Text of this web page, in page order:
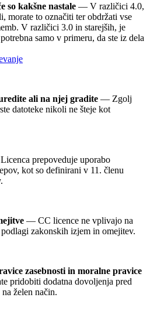
so kakšne nastale — V različici 4.0,
morate to označiti ter obdržati vse
V različici 3.0 in starejših, je
samo v primeru, da ste iz dela
ali na njej gradite — Zgolj
datoteke nikoli ne šteje kot
prepoveduje uporabo
kot so definirani v 11. členu
— CC licence ne vplivajo na
zakonskih izjem in omejitev.
zasebnosti in moralne pravice
pridobiti dodatna dovoljenja pred
želen način.